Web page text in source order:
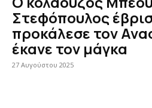
Στεφόπουλος
προκάλεσε τον
έκανε τον μάγκα
27 Αυγούστου 2025